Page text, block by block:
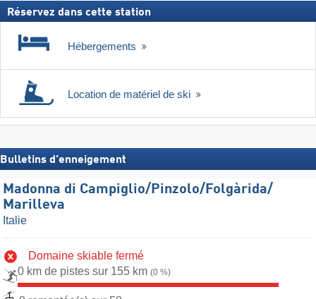
Réservez dans cette station
Hébergements
Location de matériel de ski
Bulletins d'enneigement
Madonna di Campiglio/​Pinzolo/​Folgàrida/​
Marilleva
Italie
Domaine skiable fermé
0 km de pistes sur 155 km (0 %)